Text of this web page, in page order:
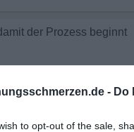
- Do
to opt-out of the sale,
der Prozess beginnt